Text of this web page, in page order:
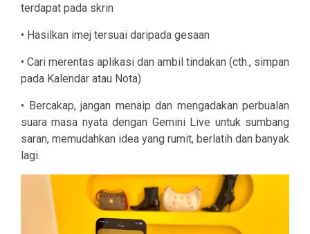
terdapat pada skrin
• Hasilkan imej tersuai daripada gesaan
• Cari merentas aplikasi dan ambil tindakan (cth., simpan
pada Kalendar atau Nota)
• Bercakap, jangan menaip dan mengadakan perbualan
suara masa nyata dengan Gemini Live untuk sumbang
saran, memudahkan idea yang rumit, berlatih dan banyak
lagi.